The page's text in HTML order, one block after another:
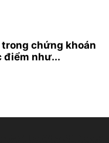
trong chứng khoán
điểm như...